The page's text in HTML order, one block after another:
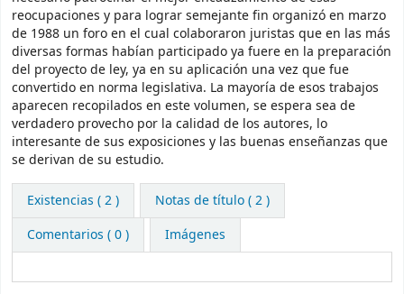
reocupaciones y para lograr semejante fin organizó en marzo
de 1988 un foro en el cual colaboraron juristas que en las más
diversas formas habían participado ya fuere en la preparación
del proyecto de ley, ya en su aplicación una vez que fue
convertido en norma legislativa. La mayoría de esos trabajos
aparecen recopilados en este volumen, se espera sea de
verdadero provecho por la calidad de los autores, lo
interesante de sus exposiciones y las buenas enseñanzas que
se derivan de su estudio.
Existencias ( 2 )
Notas de título ( 2 )
Comentarios ( 0 )
Imágenes